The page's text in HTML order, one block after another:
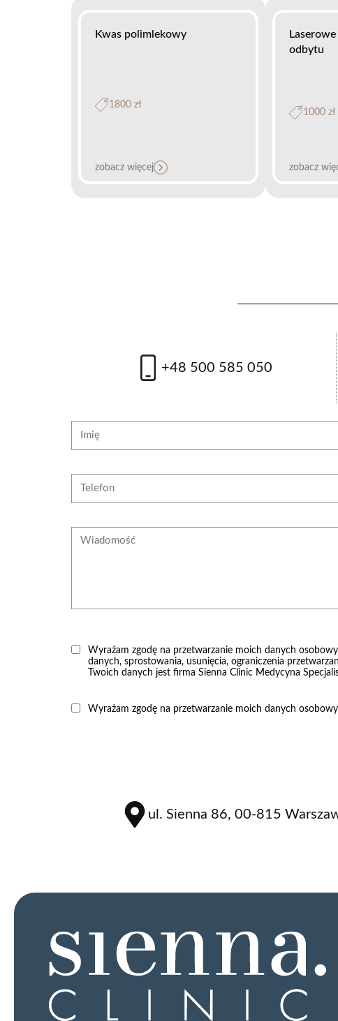
Kwas polimlekowy
1800 zł
zobacz więcej
odbytu
1000 zł
zobacz
Od 300
zobacz
+48 500 585 050
Wyrażam zgodę na przetwarzanie moich danych
danych, sprostowania, usunięcia, ograniczenia
Twoich danych jest firma Sienna Clinic Medycyna
Wyrażam zgodę na przetwarzanie moich danych
ul. Sienna 86, 00-815